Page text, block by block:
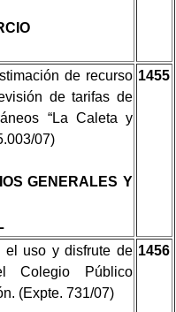
de recurso
de tarifas de
“La Caleta y
07)
GENERALES Y
1455
el uso y disfrute de
Colegio Público
(Expte. 731/07)
1456